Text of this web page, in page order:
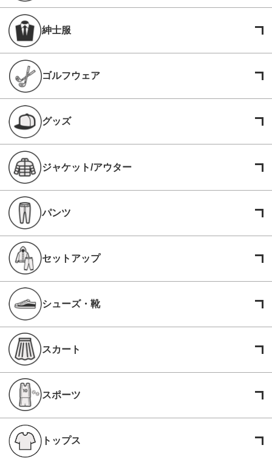
紳士服
ゴルフウェア
グッズ
ジャケット/アウター
パンツ
セットアップ
シューズ・靴
スカート
スポーツ
トップス